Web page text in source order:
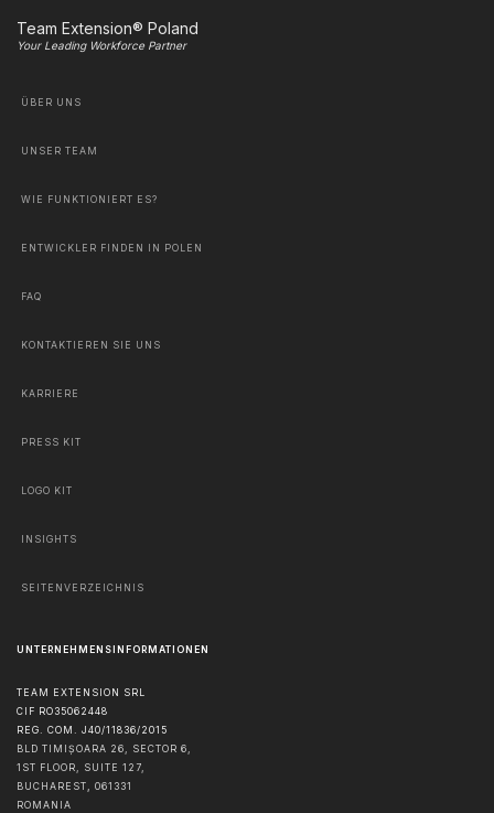
Team Extension® Poland
Your Leading Workforce Partner
ÜBER UNS
UNSER TEAM
WIE FUNKTIONIERT ES?
ENTWICKLER FINDEN IN POLEN
FAQ
KONTAKTIEREN SIE UNS
KARRIERE
PRESS KIT
LOGO KIT
INSIGHTS
SEITENVERZEICHNIS
UNTERNEHMENSINFORMATIONEN
TEAM EXTENSION SRL
CIF RO35062448
REG. COM. J40/11836/2015
BLD TIMIȘOARA 26, SECTOR 6,
1ST FLOOR, SUITE 127,
BUCHAREST, 061331
ROMANIA